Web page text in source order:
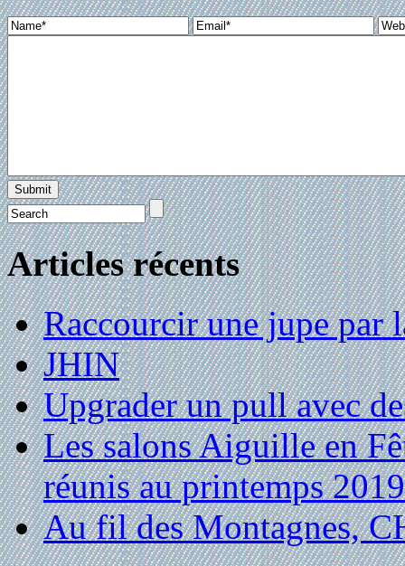
Articles récents
Raccourcir une jupe par
JHIN
Upgrader un pull avec
Les salons Aiguille en
réunis au printemps 2019
Au fil des Montagnes,